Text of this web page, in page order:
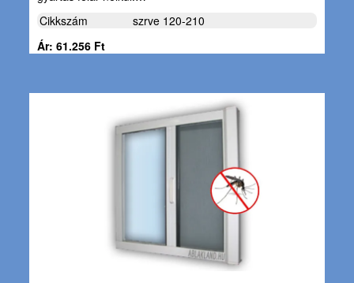
Cikkszám
szrve 120-210
Ár: 61.256 Ft